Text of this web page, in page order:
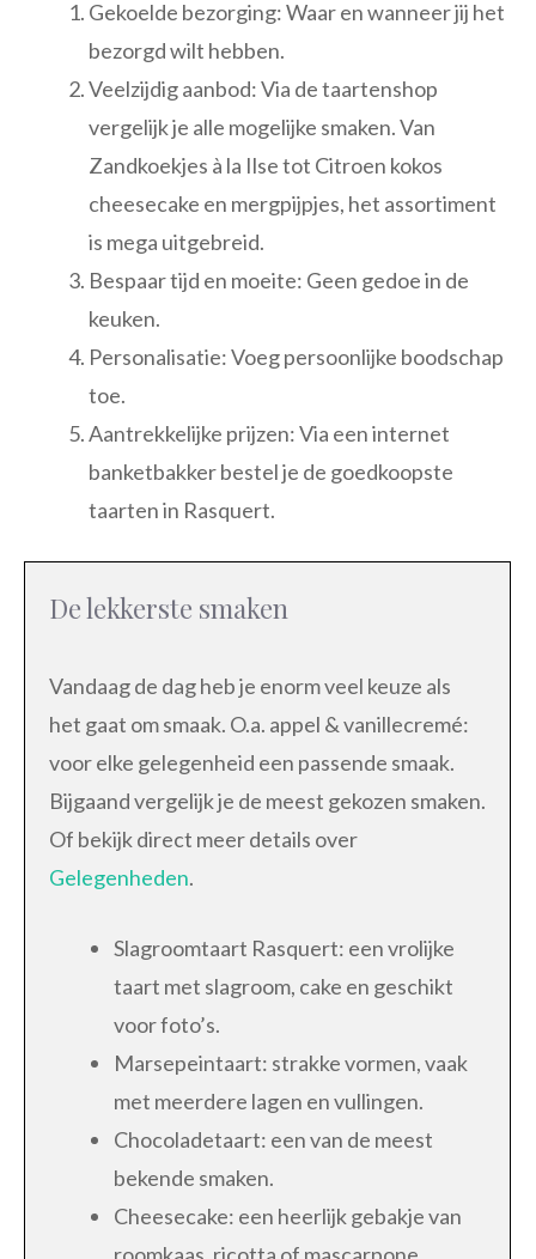
Gekoelde bezorging: Waar en wanneer jij het
bezorgd wilt hebben.
Veelzijdig aanbod: Via de taartenshop
vergelijk je alle mogelijke smaken. Van
Zandkoekjes à la Ilse tot Citroen kokos
cheesecake en mergpijpjes, het assortiment
is mega uitgebreid.
Bespaar tijd en moeite: Geen gedoe in de
keuken.
Personalisatie: Voeg persoonlijke boodschap
toe.
Aantrekkelijke prijzen: Via een internet
banketbakker bestel je de goedkoopste
taarten in Rasquert.
De lekkerste smaken
Vandaag de dag heb je enorm veel keuze als
het gaat om smaak. O.a. appel & vanillecremé:
voor elke gelegenheid een passende smaak.
Bijgaand vergelijk je de meest gekozen smaken.
Of bekijk direct meer details over
Gelegenheden.
Slagroomtaart Rasquert: een vrolijke
taart met slagroom, cake en geschikt
voor foto’s.
Marsepeintaart: strakke vormen, vaak
met meerdere lagen en vullingen.
Chocoladetaart: een van de meest
bekende smaken.
Cheesecake: een heerlijk gebakje van